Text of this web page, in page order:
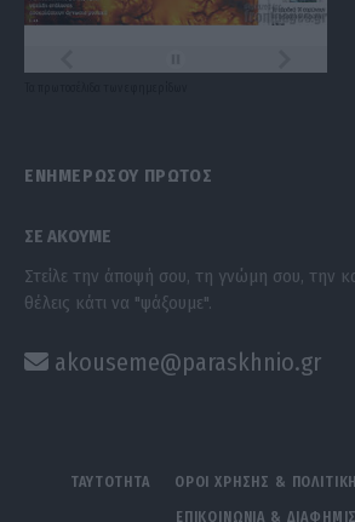
ΕΝΗΜΕΡΩΣΟΥ ΠΡΩΤΟΣ
ΣΕ ΑΚΟΥΜΕ
Στείλε την άποψή σου, τη γνώμη σου, την
θέλεις κάτι να "ψάξουμε".
akouseme@paraskhnio.gr
ΤΑΥΤΟΤΗΤΑ ΟΡΟΙ ΧΡΗΣΗΣ &
ΕΠΙΚΟΙΝΩΝΙΑ &